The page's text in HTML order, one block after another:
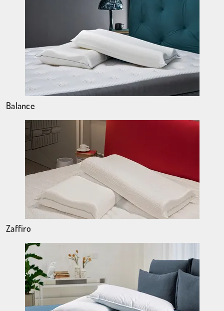
Balance
Zaffiro